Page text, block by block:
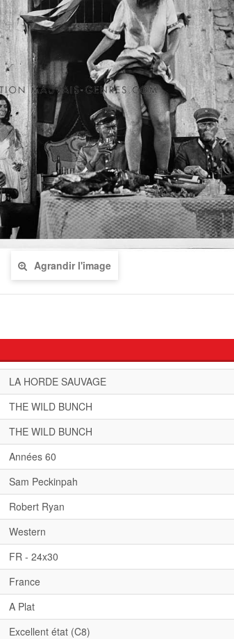
Agrandir l'image
LA HORDE SAUVAGE
THE WILD BUNCH
THE WILD BUNCH
Années 60
Sam Peckinpah
Robert Ryan
Western
FR - 24x30
France
A Plat
Excellent état (C8)